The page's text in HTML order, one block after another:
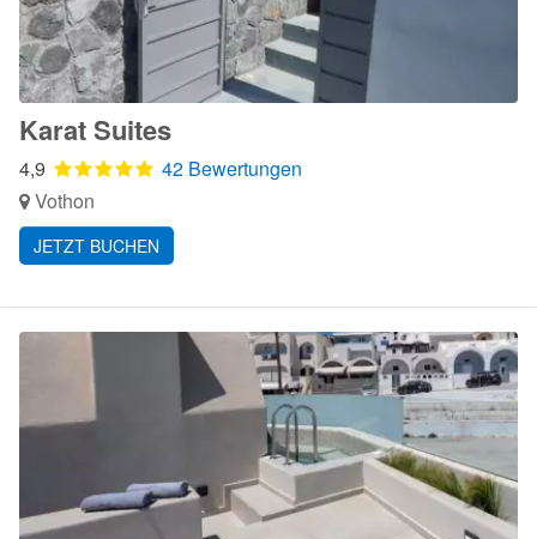
Karat Suites
4,9
42 Bewertungen
Vothon
JETZT BUCHEN